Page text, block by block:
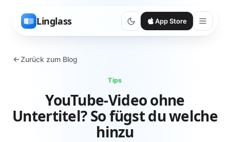
Linglass App Store
Zurück zum Blog
Tips
YouTube-Video ohne
Untertitel? So fügst du welche
hinzu